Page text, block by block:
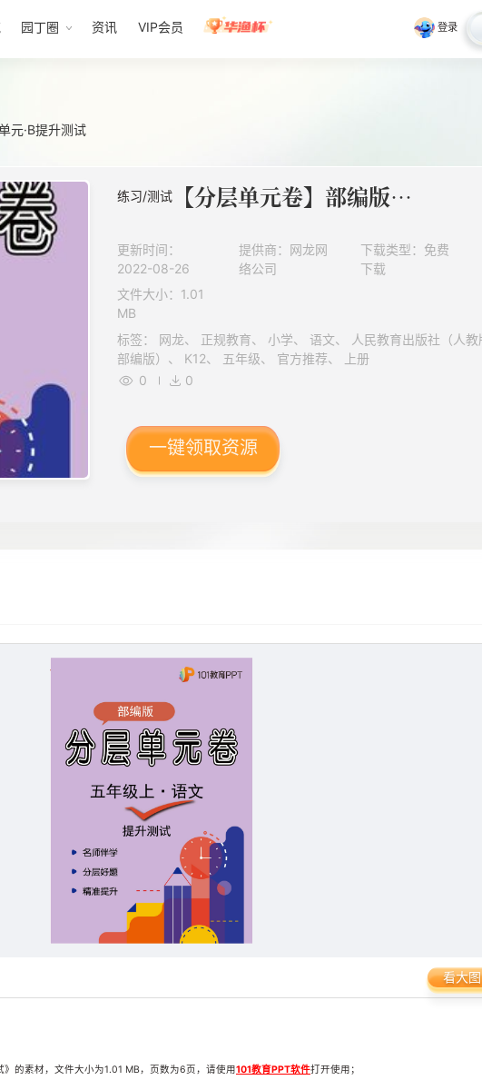
园丁圈 资讯 VIP会员 登录
元·B提升测试
练习/测试 【分层单元卷】部编版语文5年级上册第2单元·B提升测试
更新时间：
2022-08-26
提供商：网龙网
络公司
下载类型：免费
下载
文件大小：1.01
MB
标签： 网龙、 正规教育、 小学、 语文、 人民教育出版社（人教版
部编版）、 K12、 五年级、 官方推荐、 上册
0
0
一键领取资源
看大图
的素材，文件大小为1.01 MB，页数为6页，请使用101教育PPT软件打开使用；